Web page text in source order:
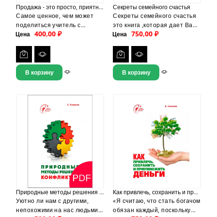
Продажа - это просто, приятно, полезно
Самое ценное, чем может
поделиться учитель с
учеником в млм, — это
книге Валентина Ковалева
«Продажа — это просто,
приятно, полезно» вы
найдете больше — опыт!
компаний, их советы и
стратегия продаж от
Валентина Ковалева плюс
подробные планы
проведения практических
занятий в офисе такова
уникальная...
Цена 400,00 ₽
В корзину
Секреты семейного счастья
Секреты семейного счастья
это книга ,которая дает Вам
понимание о брачно
Конфликты, непонимание,
нежелание слышать точку
зрения партнера…Как же
построить семью? Чтобы
секрета семейных
отношений. Оказывается,
все эти очень разные
проблемы можно условно
разделить на четыре типа.
Определить их помогут
советы, приведенные в...
Цена 750,00 ₽
В корзину
Природные методы решения конфликтов (PDF)
Уютно ли нам с другими,
непохожими на нас людьми?
Как привлечь, сохранить и приумножить деньги
«Я считаю, что стать богачом
обязан каждый, поскольку